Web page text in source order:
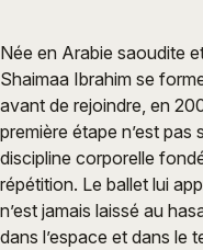
Née en Arabie saoudite
Shaimaa Ibrahim se
avant de rejoindre, en
première étape n’est
discipline corporelle
répétition. Le ballet lui
n’est jamais laissé au
dans l’espace et dans le